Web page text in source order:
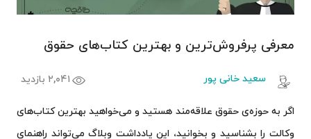
معرفی پرفروش‌ترین و بهترین کتاب‌های حقوق
سعید خانی‌ پور
۲,۰۴۱ بازدید
اگر به حوزه‌ی حقوق علاقه‌مند هستید و می‌خواهید بهترین کتاب‌های
وکالت را بشناسید و بخوانید، این یادداشت وبلاگ می‌تواند راهنمای